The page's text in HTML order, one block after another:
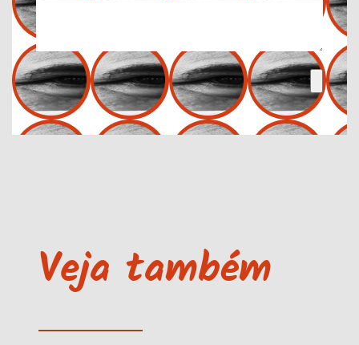
Veja também